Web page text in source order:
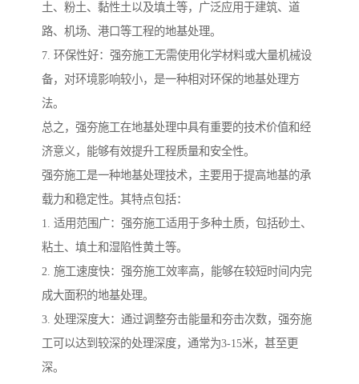
土、粉土、黏性土以及填土等，广泛应用于建筑、道
路、机场、港口等工程的地基处理。
7. 环保性好：强夯施工无需使用化学材料或大量机械设
备，对环境影响较小，是一种相对环保的地基处理方
法。
总之，强夯施工在地基处理中具有重要的技术价值和经
济意义，能够有效提升工程质量和安全性。
强夯施工是一种地基处理技术，主要用于提高地基的承
载力和稳定性。其特点包括：
1. 适用范围广：强夯施工适用于多种土质，包括砂土、
粘土、填土和湿陷性黄土等。
2. 施工速度快：强夯施工效率高，能够在较短时间内完
成大面积的地基处理。
3. 处理深度大：通过调整夯击能量和夯击次数，强夯施
工可以达到较深的处理深度，通常为3-15米，甚至更
深。